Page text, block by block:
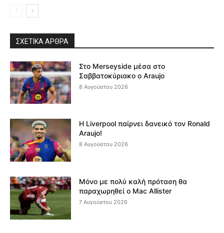
ΣΧΕΤΙΚΆ ΆΡΘΡΑ
Στο Merseyside μέσα στο
Σαββατοκύριακο ο Araujo
8 Αυγούστου 2026
Η Liverpool παίρνει δανεικό τον Ronald
Araujo!
8 Αυγούστου 2026
Μόνο με πολύ καλή πρόταση θα
παραχωρηθεί ο Mac Allister
7 Αυγούστου 2026